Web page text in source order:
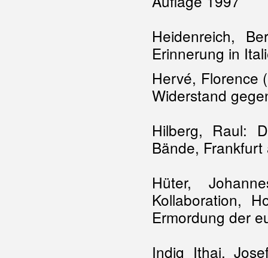
Heidenreich,
Erinnerung in
Hervé, Florence
Widerstand
Hilberg, Raul:
Bände,
Hüter,
Kollaboration,
Ermordung der
Indig Ithai,